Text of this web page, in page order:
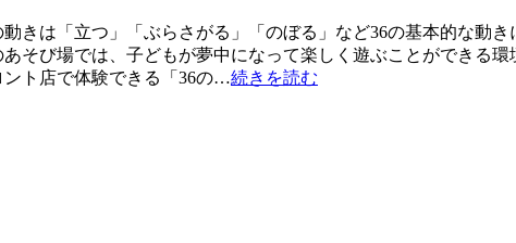
きは「立つ」「ぶらさがる」「のぼる」など36の基本的な動
そび場では、子どもが夢中になって楽しく遊ぶことができる
ト店で体験できる「36の…続きを読む